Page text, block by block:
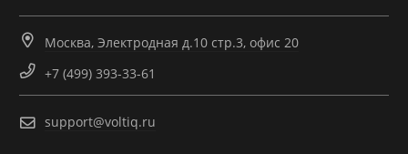
Москва, Электродная д.10 стр.3, офис 20
+7 (499) 393-33-61
support@voltiq.ru